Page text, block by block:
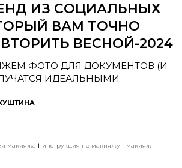
ИЗ СОЦИАЛЬНЫХ
ВАМ ТОЧНО
ВЕСНОЙ-2024
ФОТО ДЛЯ ДОКУМЕНТОВ (И
ИДЕАЛЬНЫМИ
макияжа инструкция по макияжу макияж